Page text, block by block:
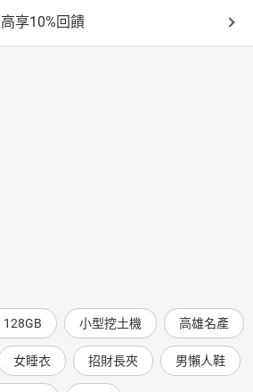
享10%回饋
128GB 小型挖土機 高雄名產
女睡衣 招財長夾 男懶人鞋